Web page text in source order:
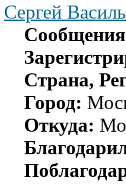
Сергей
Страна,
Город:
Откуда: